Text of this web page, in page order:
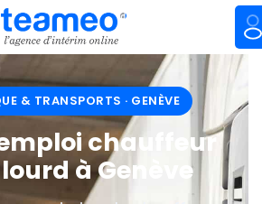
& TRANSPORTS · GENÈVE
chauffeur
à Genève